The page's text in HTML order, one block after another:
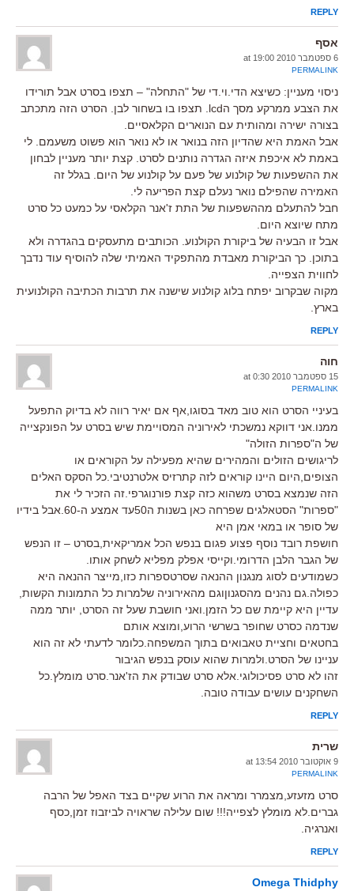
REPLY
אסף
6 ספטמבר 2010 at 19:00
PERMALINK
ניסוי מעניין: כשיצא הדי.וי.די של "התחלה" – תצפו בסרט אבל תורידו
את הצבע ממרקע מסך הlcd. תצפו בו בשחור לבן. הסרט הזה מתכתב
בצורה ישירה ומהותית עם הנוארים הקלאסיים.
אבל האמת היא שהדיון הזה בנואר או לא נואר הוא פשוט משעמם. לי
באמת לא איכפת איזה הגדרה נותנים לסרט. קצת יותר מעניין לבחון
את ההשפעות של קולנוע של פעם על קולנוע של היום. בגלל זה
האמירה שהפילם נואר נעלם קצת הפריעה לי.
חבל להתעלם מההשפעות של התת ז'אנר הקלאסי על כמעט כל סרט
מתח שיוצא היום.
אבל זו הבעיה של ביקורת הקולנוע. הכותבים מתעסקים בהגדרה ולא
בתוכן. כך הביקורת מאבדת מהתפקיד האמיתי שלה להוסיף עוד נדבך
לחווית הצפייה.
מקוה שבקרוב יפתח בלוג קולנוע שישנה את תרבות הכתיבה הקולנועית
בארץ.
REPLY
חוה
15 ספטמבר 2010 at 0:30
PERMALINK
בעיניי הסרט הוא טוב מאד בסוגו,אף אם יאיר רווה לא בדיוק התפעל
ממנו.אני דווקא נמשכתי לאירוניה המסויימת שיש בסרט על הפונקצייה
של ה"ספרות הזולה"
לריגושים הזולים והמהירים שהיא מפעילה על הקוראים או
הצופים,היום היינו קוראים לזה קתרזיס אלטרנטיבי.כל הסקס האלים
הזה שנמצא בסרט משהוא כזה קצת פורנוגרפי.זה הזכיר לי את
"ספרות" הסטאלגים שפרחה כאן בשנות ה50עד אמצע ה-60.אבל בידיו
של סופר או במאי אמן היא
חושפת רובד נוסף פצוע פגום בנפש הכל אמריקאית,בסרט – זו הנפש
של הגבר הלבן הדרומי.וקייסי אפלק מפליא לשחק אותו.
כשמודעים לסוג מנגנון ההנאה שסרטספרות כזו,מייצר ההנאה היא
כפולה.גם נהנים מהסגנוןוגם מהאירוניה שלמרות כל התמונות הקשות,
עדיין היא קיימת שם כל הזמן.ואני חושבת שעל זה הסרט, יותר ממה
שנדמה כסרט שחופר בשרשי הרוע,ומוצא אותם
בחטאים וחציית טאבואים בתוך המשפחה.כלומר לדעתי לא זה הוא
עניינו של הסרט.ולמרות שהוא עוסק בנפש הגיבור
זהו לא סרט פסיכולוגי.אלא סרט שבודק את הז'אנר.סרט מומלץ.כל
השחקנים עושים עבודה טובה.
REPLY
שרית
9 אוקטובר 2010 at 13:54
PERMALINK
סרט מזעזע,מצמרר ומראה את הרוע שקיים בצד האפל של הרבה
גברים.לא מומלץ לצפייה!!! שום עלילה שראויה לביזבוז זמן,כסף
ואנרגיה.
REPLY
Omega Thidphy